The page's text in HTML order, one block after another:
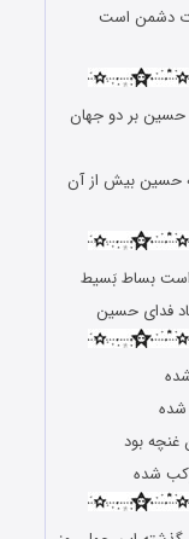
دشمن است
بر دو جهان
حسین بیش از آن
بساط بَسیط
فدای حسین
شده
بود
شده